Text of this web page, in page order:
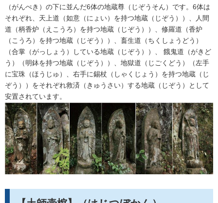
（がんぺき）の下に並んだ6体の地蔵尊（じぞうそん）です。6体は
それぞれ、天上道（如意（にょい）を持つ地蔵（じぞう））、人間
道（柄香炉（えこうろ）を持つ地蔵（じぞう））、修羅道（香炉
（こうろ）を持つ地蔵（じぞう））、畜生道（ちくしょうどう）
（合掌（がっしょう）している地蔵（じぞう））、 餓鬼道（がきど
う）（明鉢を持つ地蔵（じぞう））、地獄道（じごくどう）（左手
に宝珠（ほうじゅ）、右手に錫杖（しゃくじょう）を持つ地蔵（じ
ぞう））をそれぞれ救済（きゅうさい）する地蔵（じぞう）として
安置されています。